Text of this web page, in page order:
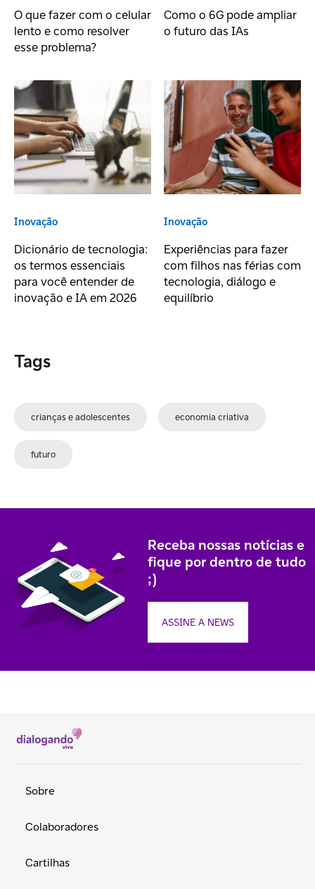
O que fazer com o celular
lento e como resolver
esse problema?
Como o 6G pode ampliar
o futuro das IAs
Inovação
Dicionário de tecnologia:
os termos essenciais
para você entender de
inovação e IA em 2026
Inovação
Experiências para fazer
com filhos nas férias com
tecnologia, diálogo e
equilíbrio
Tags
crianças e adolescentes economia criativa
futuro
Receba nossas notícias e
fique por dentro de tudo
;)
ASSINE A NEWS
Sobre
Colaboradores
Cartilhas